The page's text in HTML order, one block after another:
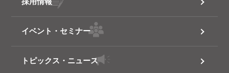
イベント・セミナー
トピックス・ニュース